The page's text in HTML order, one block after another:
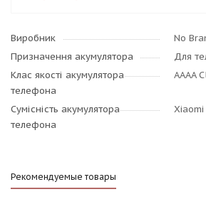
Виробник
No
Призначення акумулятора
Для
Клас якості акумулятора
телефона
AAAA
Сумісність акумулятора
телефона
Xiaomi
Рекомендуемые товары